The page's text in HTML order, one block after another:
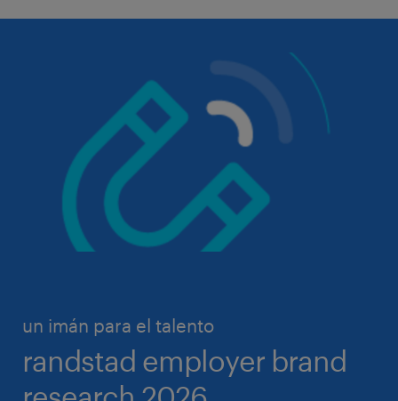
un imán para el talento
randstad employer brand